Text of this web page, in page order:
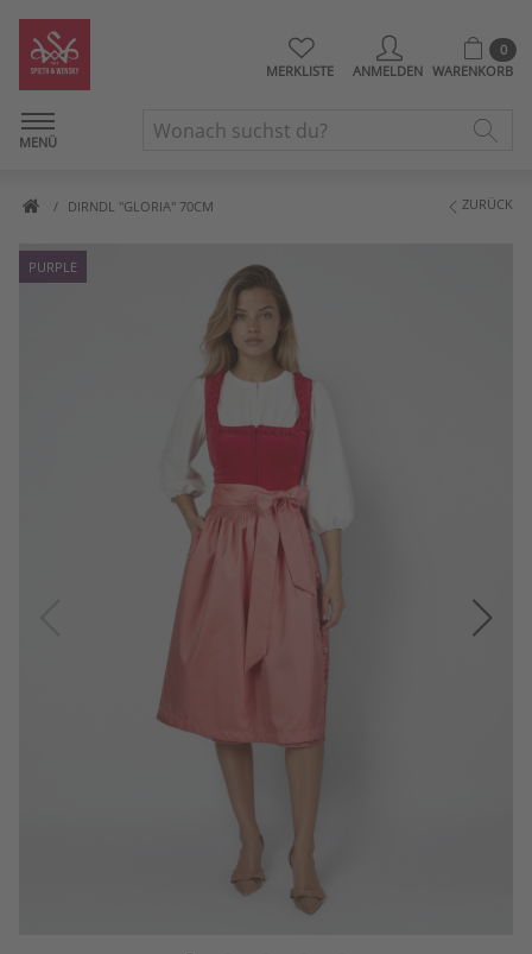
MERKLISTE ANMELDEN
0
WARENKORB
MENÜ
DIRNDL "GLORIA" 70CM ZURÜCK
Artikelbilder überspringen
PURPLE